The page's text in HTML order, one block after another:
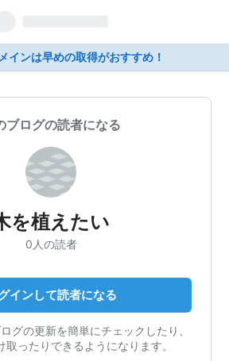
インは早めの取得がおすすめ！
ブログの読者になる
を植えたい
0人の読者
インして読者になる
グの更新を簡単にチェックしたり、
取ったりできるようになります。